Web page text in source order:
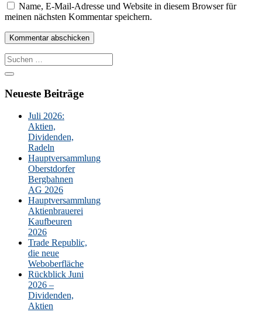
Name, E-Mail-Adresse und Website in diesem Browser für
meinen nächsten Kommentar speichern.
Suche
nach:
Neueste Beiträge
Juli 2026:
Aktien,
Dividenden,
Radeln
Hauptversammlung
Oberstdorfer
Bergbahnen
AG 2026
Hauptversammlung
Aktienbrauerei
Kaufbeuren
2026
Trade Republic,
die neue
Weboberfläche
Rückblick Juni
2026 –
Dividenden,
Aktien